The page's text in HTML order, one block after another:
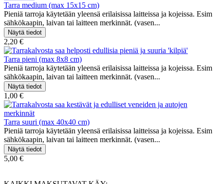
Tarra medium (max 15x15 cm)
Pieniä tarroja käytetään yleensä erilaisissa laitteissa ja kojeissa. Esim
sähkökaapin, laivan tai laitteen merkinnät. (vasen...
2,20 €
Tarra pieni (max 8x8 cm)
Pieniä tarroja käytetään yleensä erilaisissa laitteissa ja kojeissa. Esim
sähkökaapin, laivan tai laitteen merkinnät. (vasen...
1,00 €
Tarra suuri (max 40x40 cm)
Pieniä tarroja käytetään yleensä erilaisissa laitteissa ja kojeissa. Esim
sähkökaapin, laivan tai laitteen merkinnät. (vasen...
5,00 €